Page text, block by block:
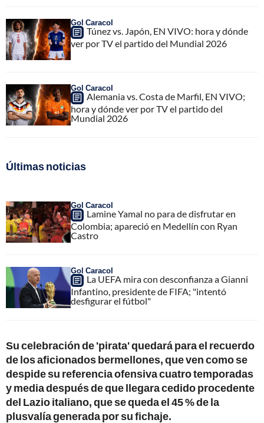
Gol Caracol
Túnez vs. Japón, EN VIVO: hora y dónde
ver por TV el partido del Mundial 2026
Gol Caracol
Alemania vs. Costa de Marfil, EN VIVO;
hora y dónde ver por TV el partido del
Mundial 2026
Últimas noticias
Gol Caracol
Lamine Yamal no para de disfrutar en
Colombia; apareció en Medellín con Ryan
Castro
Gol Caracol
La UEFA mira con desconfianza a Gianni
Infantino, presidente de FIFA; "intentó
desfigurar el fútbol"
Su celebración de 'pirata' quedará para el recuerdo
de los aficionados bermellones, que ven como se
despide su referencia ofensiva cuatro temporadas
y media después de que llegara cedido procedente
del Lazio italiano, que se queda el 45 % de la
plusvalía generada por su fichaje.